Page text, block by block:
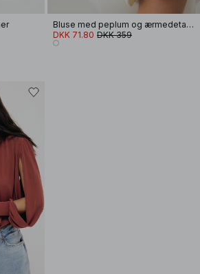
Bluse med peplum og ærmedetalje
DKK 71.80 DKK 359